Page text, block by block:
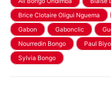
Brice Clotaire Oligui Nguema
Gabon
Gabonclic
Nourredin Bongo
Paul
Sylvia Bongo